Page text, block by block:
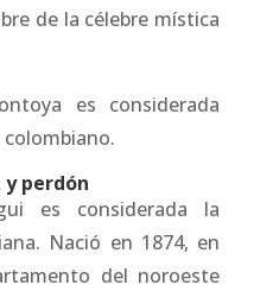
de la célebre mística
es considerada
perdón
es considerada la
Nació en 1874, en
del noroeste